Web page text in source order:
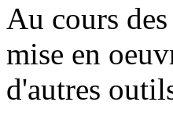
Au cours
mise en
d'autres